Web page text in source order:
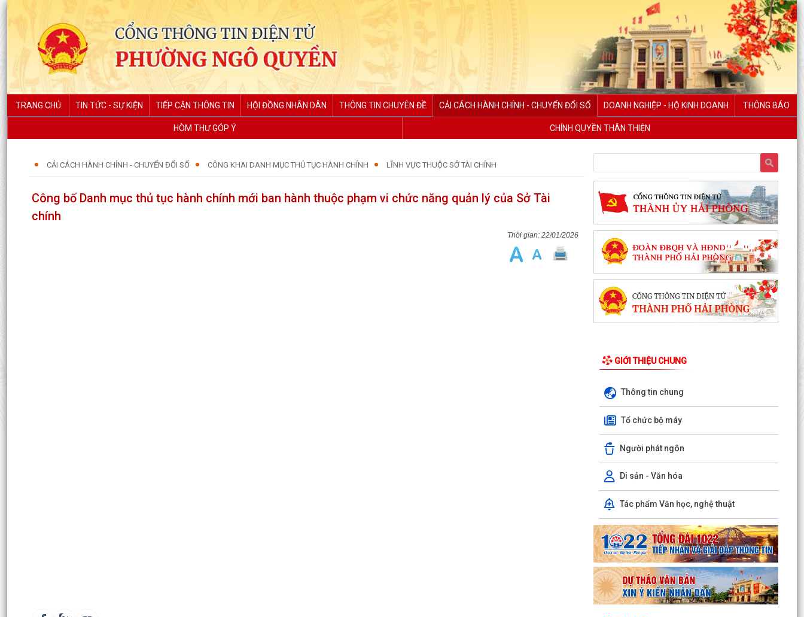
TRANG CHỦ TIN TỨC - SỰ KIỆN TIẾP CẬN THÔNG TIN HỘI ĐỒNG NHÂN DÂN THÔNG TIN CHUYÊN ĐỀ CẢI CÁCH HÀNH CHÍNH - CHUYỂN ĐỔI SỐ DOANH NGHIỆP - HỘ KINH DOANH THÔNG BÁO
HÒM THƯ GÓP Ý CHÍNH QUYỀN THÂN THIỆN
CẢI CÁCH HÀNH CHÍNH - CHUYỂN ĐỔI SỐ CÔNG KHAI DANH MỤC THỦ TỤC HÀNH CHÍNH LĨNH VỰC THUỘC SỞ TÀI CHÍNH
Công bố Danh mục thủ tục hành chính mới ban hành thuộc phạm vi chức năng quản lý của Sở Tài
chính
22/01/2026
GIỚI THIỆU CHUNG
Thông tin chung
Tổ chức bộ máy
Người phát ngôn
Di sản - Văn hóa
Tác phẩm Văn học, nghệ thuật
Phường Ngô Quyền đẩy mạnh công tác phòng,
chống ma túy và nhân rộng các mô hình an ninh
trật tự tại...
THƯ CẢM ƠN – NIỀM TIN CỦA NHÂN DÂN DÀNH
PHƯỜNG NGÔ QUYỀN: PHÁT HUY SỨC MẠNH
TỔNG HỢP CỦA CẢ HỆ THỐNG CHÍNH TRỊ
TRONG CÔNG TÁC PHÒNG, CHỐNG...
HỘI NGHỊ GIAO BAN CÔNG TÁC GIÁO DỤC,
TRIỂN KHAI NHIỆM VỤ TRỌNG TÂM QUÝ III/2026
, CHUẨN BỊ NĂM HỌC...